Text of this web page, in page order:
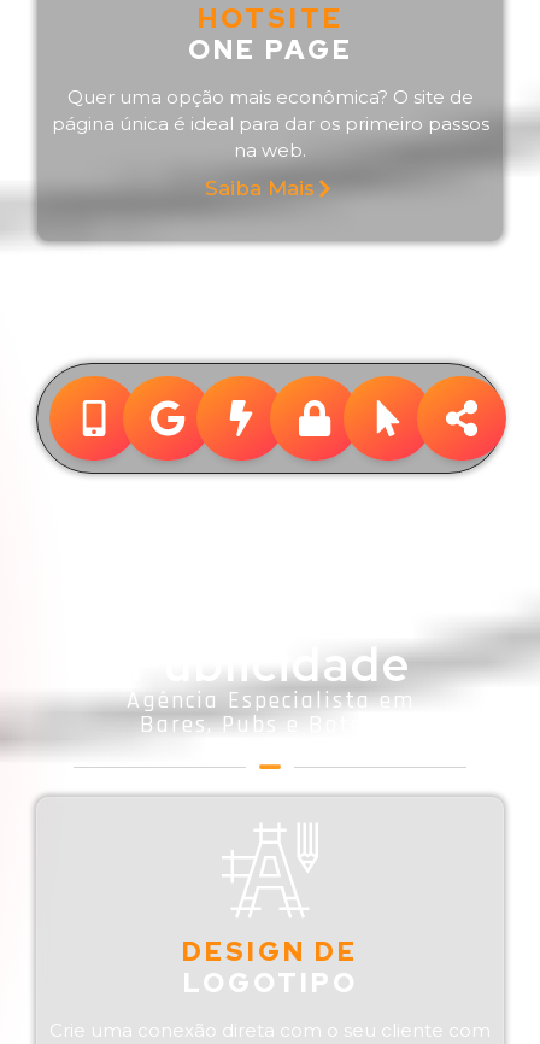
HOTSITE
ONE PAGE
Quer uma opção mais econômica? O site de
página única é ideal para dar os primeiro passos
na web.
Saiba Mais
Publicidade
Agência Especialista em
Bares, Pubs e Botecos
DESIGN DE
LOGOTIPO
Crie uma conexão direta com o seu cliente com